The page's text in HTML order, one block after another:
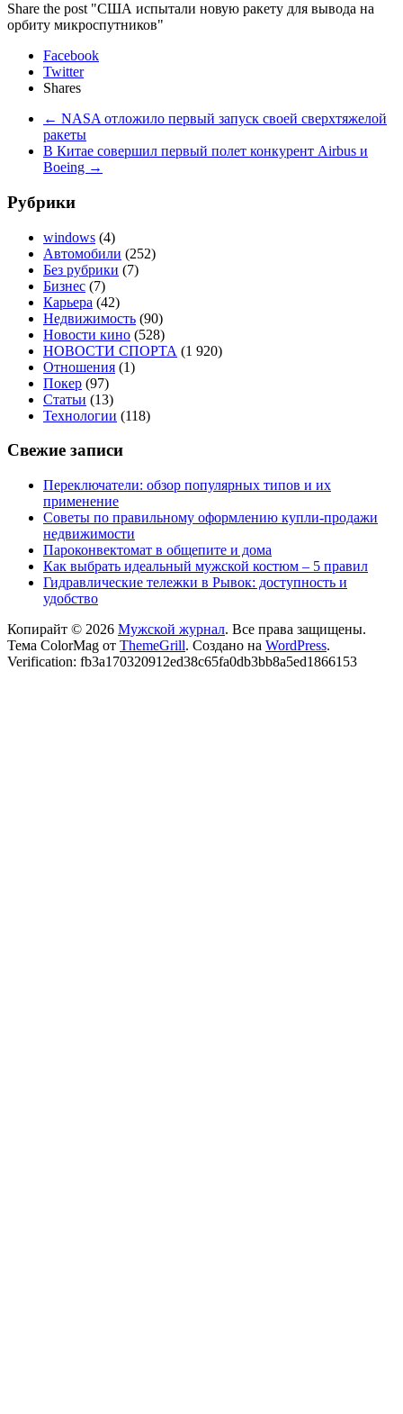
Share the post "США испытали новую ракету для вывода на
орбиту микроспутников"
Facebook
Twitter
Shares
← NASA отложило первый запуск своей сверхтяжелой
ракеты
В Китае совершил первый полет конкурент Airbus и
Boeing →
Рубрики
windows (4)
Автомобили (252)
Без рубрики (7)
Бизнес (7)
Карьера (42)
Недвижимость (90)
Новости кино (528)
НОВОСТИ СПОРТА (1 920)
Отношения (1)
Покер (97)
Статьи (13)
Технологии (118)
Свежие записи
Переключатели: обзор популярных типов и их
применение
Советы по правильному оформлению купли-продажи
недвижимости
Пароконвектомат в общепите и дома
Как выбрать идеальный мужской костюм – 5 правил
Гидравлические тележки в Рывок: доступность и
удобство
Копирайт © 2026 Мужской журнал. Все права защищены.
Тема ColorMag от ThemeGrill. Создано на WordPress.
Verification: fb3a170320912ed38c65fa0db3bb8a5ed1866153